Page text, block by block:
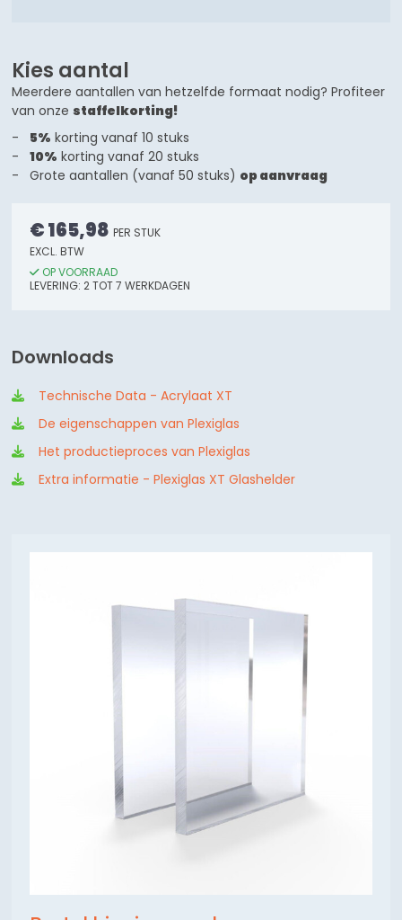
Kies aantal
Meerdere aantallen van hetzelfde formaat nodig? Profiteer
van onzestaffelkorting!
5% korting vanaf 10 stuks
10% korting vanaf 20 stuks
Grote aantallen (vanaf 50 stuks) op aanvraag
€ 165,98 PER STUK
EXCL. BTW
OP VOORRAAD
LEVERING: 2TOT 7 WERKDAGEN
Downloads
Technische Data - Acrylaat XT
De eigenschappen van Plexiglas
Het productieproces van Plexiglas
Extra informatie - Plexiglas XT Glashelder